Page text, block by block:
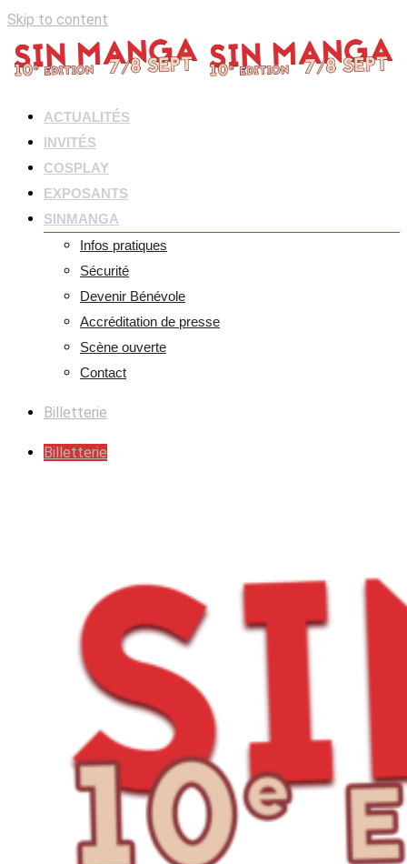
Skip to content
ACTUALITÉS
INVITÉS
COSPLAY
EXPOSANTS
SINMANGA
Infos pratiques
Sécurité
Devenir Bénévole
Accréditation de presse
Scène ouverte
Contact
Billetterie
Billetterie